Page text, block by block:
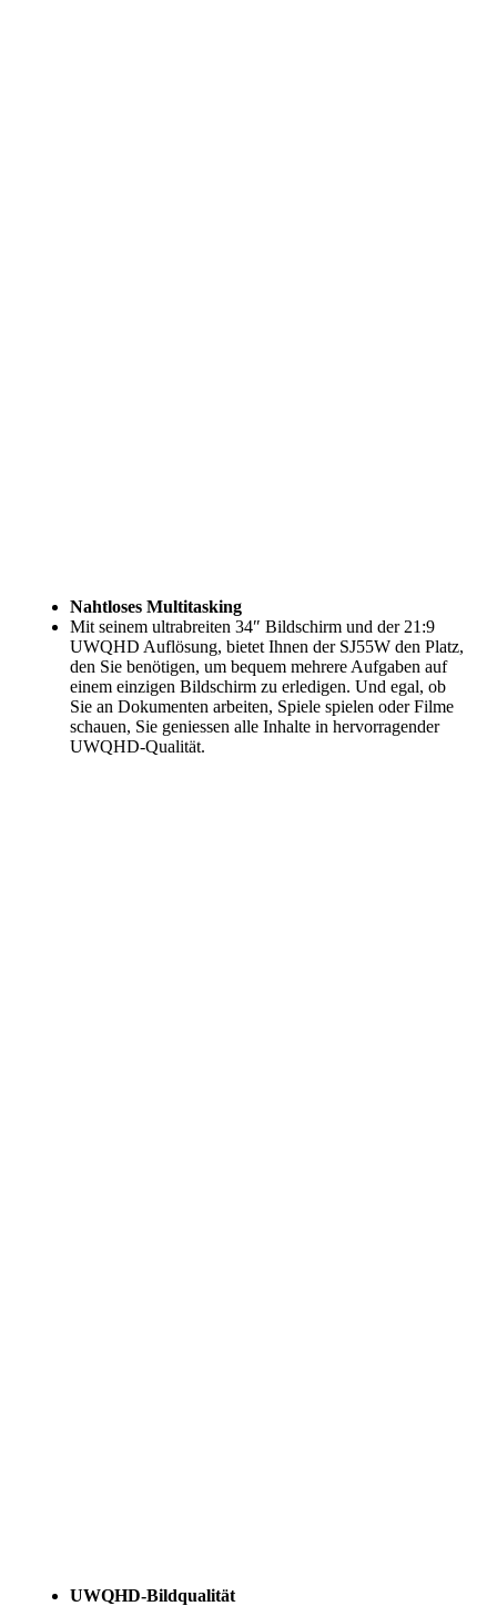
Nahtloses Multitasking
Mit seinem ultrabreiten 34″ Bildschirm und der 21:9
UWQHD Auflösung, bietet Ihnen der SJ55W den Platz,
den Sie benötigen, um bequem mehrere Aufgaben auf
einem einzigen Bildschirm zu erledigen. Und egal, ob
Sie an Dokumenten arbeiten, Spiele spielen oder Filme
schauen, Sie geniessen alle Inhalte in hervorragender
UWQHD-Qualität.
UWQHD-Bildqualität